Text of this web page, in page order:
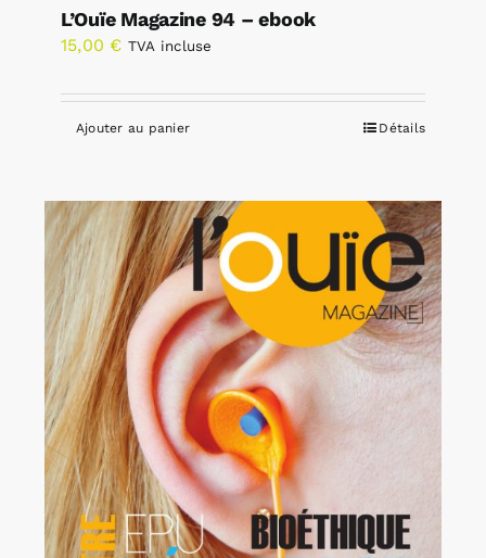
L’Ouïe Magazine 94 – ebook
15,00 € TVA incluse
Ajouter au panier Détails